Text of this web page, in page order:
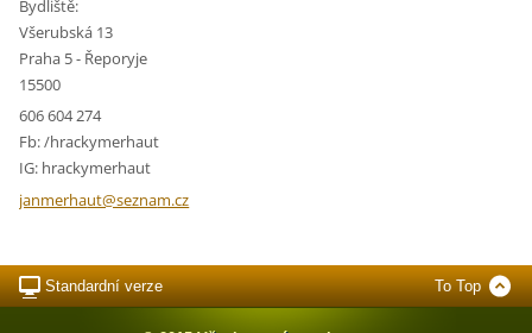
Bydliště:
Všerubská 13
Praha 5 - Řeporyje
15500
606 604 274
Fb: /hrackymerhaut
IG: hrackymerhaut
janmerhaut@seznam.cz
Standardní verze To Top